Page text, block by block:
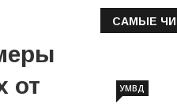
от
САМЫЕ
УМВД